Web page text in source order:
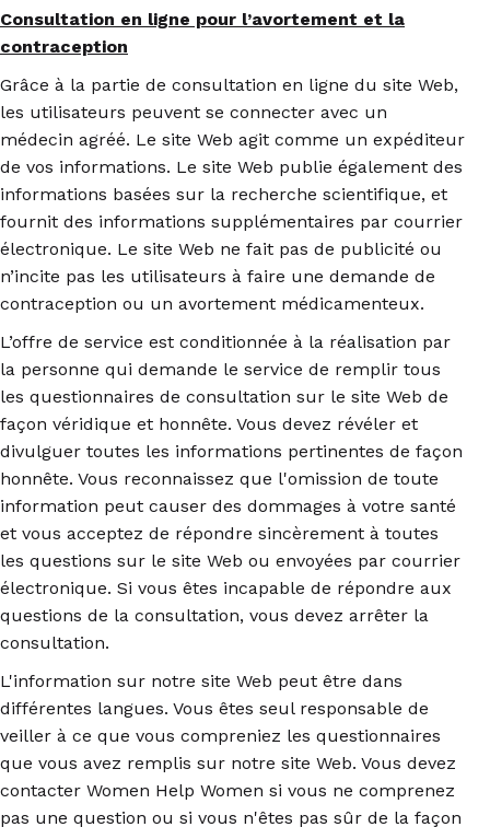
Consultation en ligne pour l’avortement et la
contraception
Grâce à la partie de consultation en ligne du site Web,
les utilisateurs peuvent se connecter avec un
médecin agréé. Le site Web agit comme un expéditeur
de vos informations. Le site Web publie également des
informations basées sur la recherche scientifique, et
fournit des informations supplémentaires par courrier
électronique. Le site Web ne fait pas de publicité ou
n’incite pas les utilisateurs à faire une demande de
contraception ou un avortement médicamenteux.
L’offre de service est conditionnée à la réalisation par
la personne qui demande le service de remplir tous
les questionnaires de consultation sur le site Web de
façon véridique et honnête. Vous devez révéler et
divulguer toutes les informations pertinentes de façon
honnête. Vous reconnaissez que l'omission de toute
information peut causer des dommages à votre santé
et vous acceptez de répondre sincèrement à toutes
les questions sur le site Web ou envoyées par courrier
électronique. Si vous êtes incapable de répondre aux
questions de la consultation, vous devez arrêter la
consultation.
L'information sur notre site Web peut être dans
différentes langues. Vous êtes seul responsable de
veiller à ce que vous compreniez les questionnaires
que vous avez remplis sur notre site Web. Vous devez
contacter Women Help Women si vous ne comprenez
pas une question ou si vous n'êtes pas sûr de la façon